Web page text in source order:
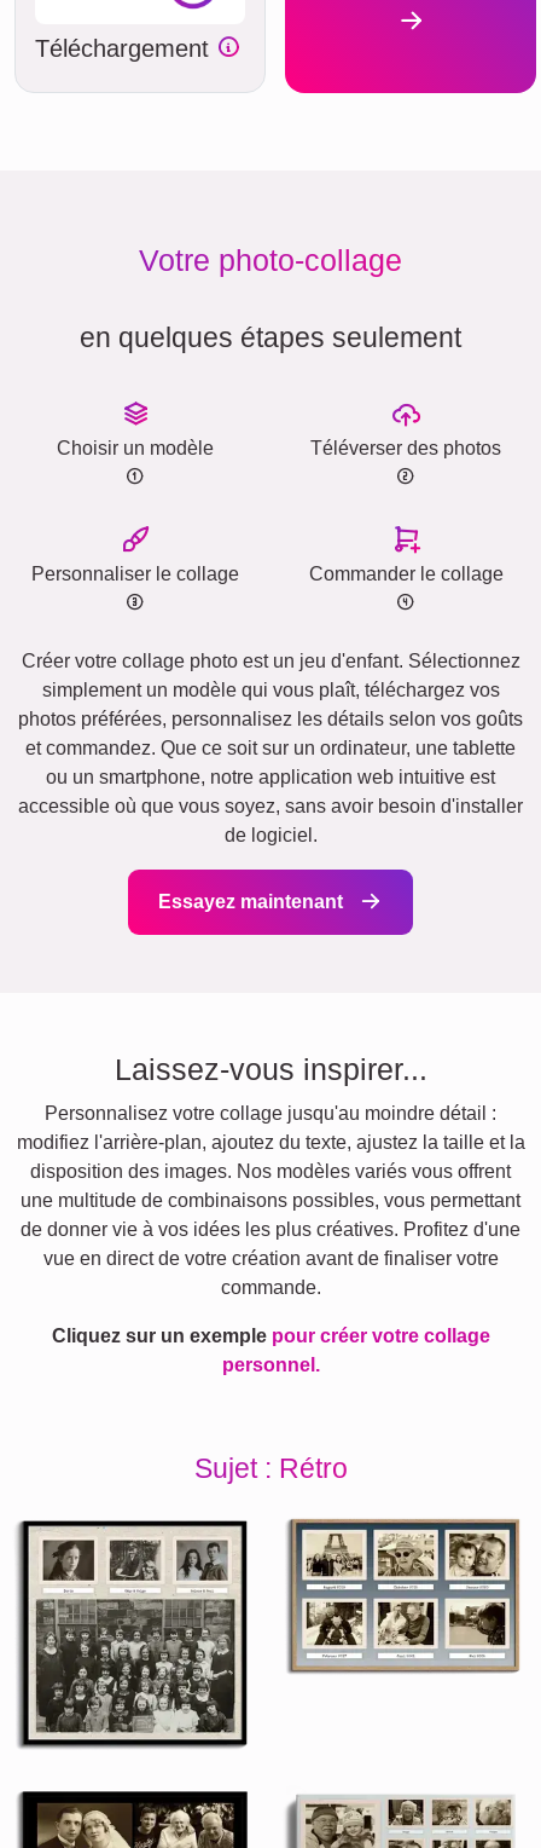
Téléchargement
Votre photo-collage
en quelques étapes seulement
Choisir un modèle Téléverser des photos
Personnaliser le collage Commander le collage
Créer votre collage photo est un jeu d'enfant. Sélectionnez
simplement un modèle qui vous plaît, téléchargez vos
photos préférées, personnalisez les détails selon vos goûts
et commandez. Que ce soit sur un ordinateur, une tablette
ou un smartphone, notre application web intuitive est
accessible où que vous soyez, sans avoir besoin d'installer
de logiciel.
Essayez maintenant
Laissez-vous inspirer...
Personnalisez votre collage jusqu'au moindre détail :
modifiez l'arrière-plan, ajoutez du texte, ajustez la taille et la
disposition des images. Nos modèles variés vous offrent
une multitude de combinaisons possibles, vous permettant
de donner vie à vos idées les plus créatives. Profitez d'une
vue en direct de votre création avant de finaliser votre
commande.
Cliquez sur un exemple pour créer votre collage
personnel.
Sujet : Rétro